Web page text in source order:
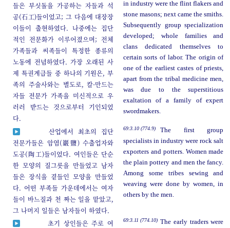
들은 부싯돌을 가공하는 자들과 석
공(石工)들이었고; 그 다음에 대장장
이들이 출현하였다. 나중에는 집단
적인 전문화가 이루어졌으며; 전체
가족들과 씨족들이 특정한 종류의
노동에 전념하였다. 가장 오래된 사
제 특권계급들 중 하나의 기원은, 부
족의 주술사와는 별도로, 칼-만드는
자들 전문가 가족을 미신적으로 우
러러 받드는 것으로부터 기인되었
다.
in industry were the flint flakers and
stone masons; next came the smiths.
Subsequently group specialization
developed; whole families and
clans dedicated themselves to
certain sorts of labor. The origin of
one of the earliest castes of priests,
apart from the tribal medicine men,
was due to the superstitious
exaltation of a family of expert
swordmakers.
산업에서 최초의 집단
전문가들은 암염(巖鹽) 수출업자와
도공(陶工)들이었다. 여인들은 단순
한 모양의 질그릇을 만들었고 남자
들은 장식을 곁들인 모양을 만들었
다. 어떤 부족들 가운데에서는 여자
들이 바느질과 천 짜는 일을 맡았고,
그 나머지 일들은 남자들이 하였다.
69:3.10 (774.9)
The first group
specialists in industry were rock salt
exporters and potters. Women made
the plain pottery and men the fancy.
Among some tribes sewing and
weaving were done by women, in
others by the men.
초기 상인들은 주로 여
69:3.11 (774.10) The early traders were